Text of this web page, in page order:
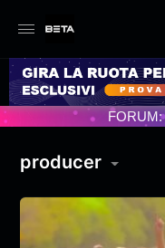
3/07/2025
FORUM:
producer